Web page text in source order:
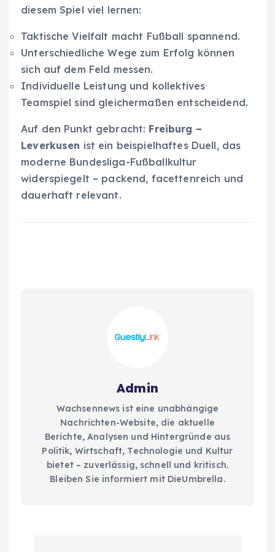
diesem Spiel viel lernen:
Taktische Vielfalt macht Fußball spannend.
Unterschiedliche Wege zum Erfolg können
sich auf dem Feld messen.
Individuelle Leistung und kollektives
Teamspiel sind gleichermaßen entscheidend.
Auf den Punkt gebracht: Freiburg –
Leverkusen ist ein beispielhaftes Duell, das
moderne Bundesliga-Fußballkultur
widerspiegelt – packend, facettenreich und
dauerhaft relevant.
Admin
Wachsennews ist eine unabhängige
Nachrichten-Website, die aktuelle
Berichte, Analysen und Hintergründe aus
Politik, Wirtschaft, Technologie und Kultur
bietet – zuverlässig, schnell und kritisch.
Bleiben Sie informiert mit DieUmbrella.